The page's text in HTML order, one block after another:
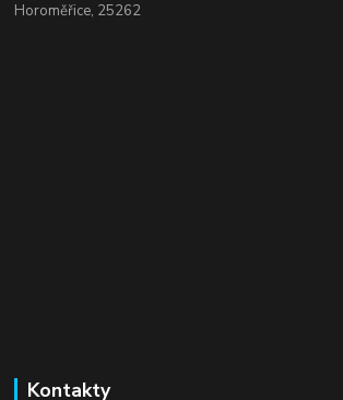
Horoměřice, 25262
Kontakty